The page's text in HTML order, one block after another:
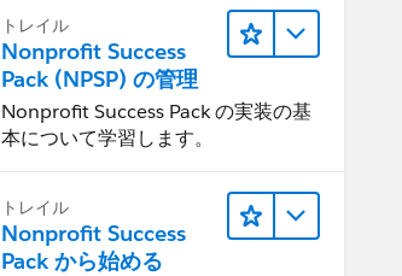
トレイル
Nonprofit Success
Pack (NPSP) の管理
Nonprofit Success Pack の実装の基
本について学習します。
トレイル
Nonprofit Success
Pack から始める